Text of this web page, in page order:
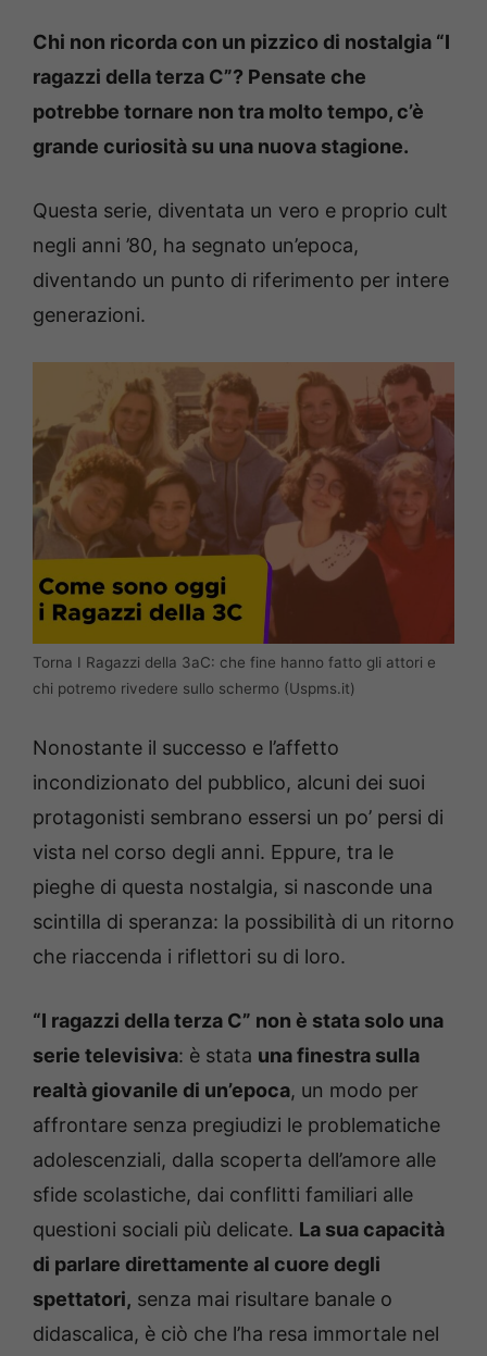
Chi non ricorda con un pizzico di nostalgia “I
ragazzi della terza C”? Pensate che
potrebbe tornare non tra molto tempo, c’è
grande curiosità su una nuova stagione.
Questa serie, diventata un vero e proprio cult
negli anni ’80, ha segnato un’epoca,
diventando un punto di riferimento per intere
generazioni.
Torna I Ragazzi della 3aC: che fine hanno fatto gli attori e
chi potremo rivedere sullo schermo (Uspms.it)
Nonostante il successo e l’affetto
incondizionato del pubblico, alcuni dei suoi
protagonisti sembrano essersi un po’ persi di
vista nel corso degli anni. Eppure, tra le
pieghe di questa nostalgia, si nasconde una
scintilla di speranza: la possibilità di un ritorno
che riaccenda i riflettori su di loro.
“I ragazzi della terza C” non è stata solo una
serie televisiva: è stata una finestra sulla
realtà giovanile di un’epoca, un modo per
affrontare senza pregiudizi le problematiche
adolescenziali, dalla scoperta dell’amore alle
sfide scolastiche, dai conflitti familiari alle
questioni sociali più delicate. La sua capacità
di parlare direttamente al cuore degli
spettatori, senza mai risultare banale o
didascalica, è ciò che l’ha resa immortale nel